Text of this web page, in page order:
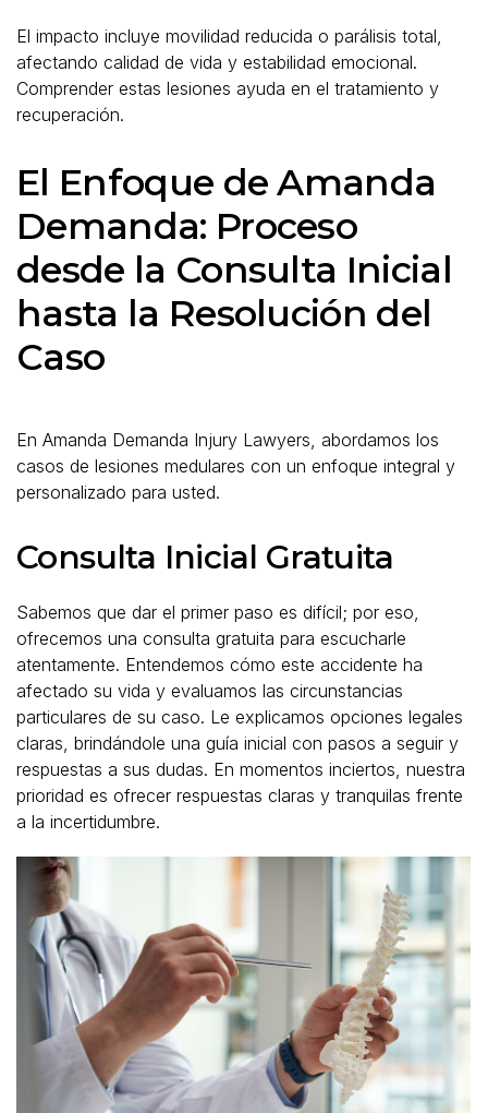
El impacto incluye movilidad reducida o parálisis total,
afectando calidad de vida y estabilidad emocional.
Comprender estas lesiones ayuda en el tratamiento y
recuperación.
El Enfoque de Amanda
Demanda: Proceso
desde la Consulta Inicial
hasta la Resolución del
Caso
En Amanda Demanda Injury Lawyers, abordamos los
casos de lesiones medulares con un enfoque integral y
personalizado para usted.
Consulta Inicial Gratuita
Sabemos que dar el primer paso es difícil; por eso,
ofrecemos una consulta gratuita para escucharle
atentamente. Entendemos cómo este accidente ha
afectado su vida y evaluamos las circunstancias
particulares de su caso. Le explicamos opciones legales
claras, brindándole una guía inicial con pasos a seguir y
respuestas a sus dudas. En momentos inciertos, nuestra
prioridad es ofrecer respuestas claras y tranquilas frente
a la incertidumbre.